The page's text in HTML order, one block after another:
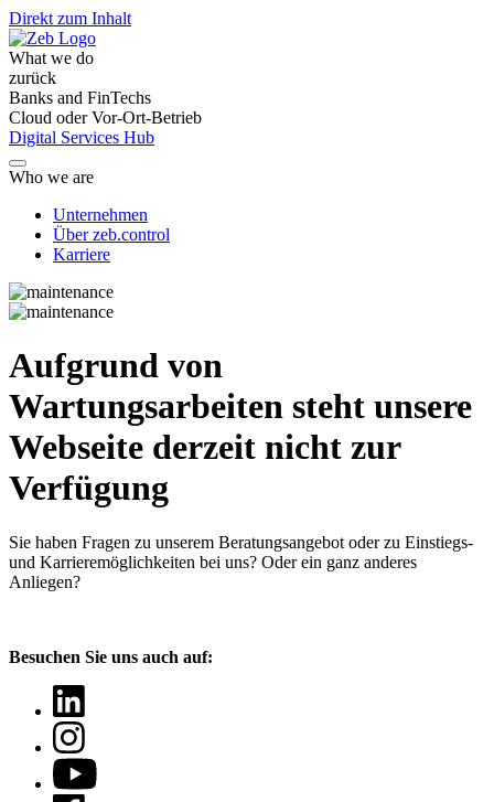
Direkt zum Inhalt
What we do
zurück
Banks and FinTechs
Cloud oder Vor-Ort-Betrieb
Digital Services Hub
Who we are
Unternehmen
Über zeb.control
Karriere
Aufgrund von
Wartungsarbeiten steht unsere
Webseite derzeit nicht zur
Verfügung
Sie haben Fragen zu unserem Beratungsangebot oder zu Einstiegs-
und Karrieremöglichkeiten bei uns? Oder ein ganz anderes
Anliegen?
Besuchen Sie uns auch auf: